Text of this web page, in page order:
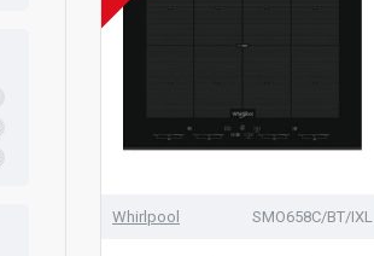
Whirlpool SMO658C/BT/IXL